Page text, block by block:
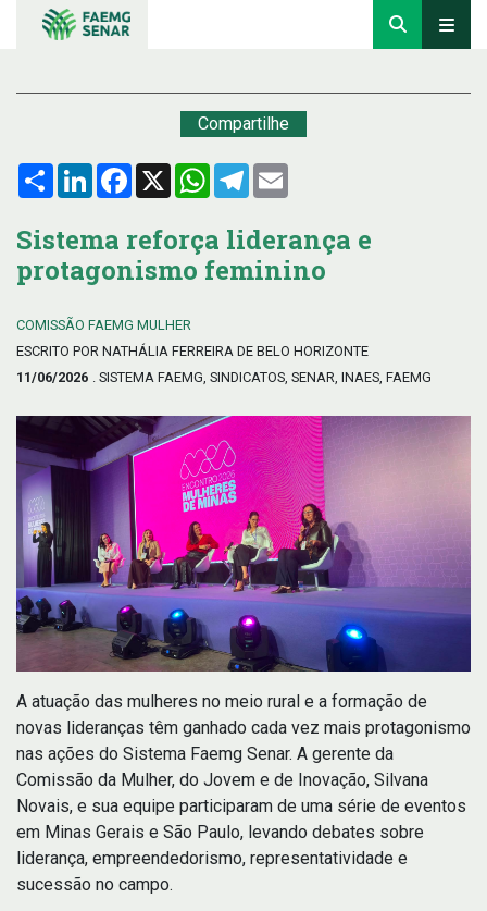
Compartilhe
Compartilhar
LinkedInFacebook
X WhatsApp
Telegram
Sistema reforça liderança e
protagonismo feminino
COMISSÃO FAEMG MULHER
ESCRITO POR NATHÁLIA FERREIRA DE BELO HORIZONTE
11/06/2026 . SISTEMA FAEMG, SINDICATOS, SENAR, INAES, FAEMG
A atuação das mulheres no meio rural e a formação de
novas lideranças têm ganhado cada vez mais protagonismo
nas ações do Sistema Faemg Senar. A gerente da
Comissão da Mulher, do Jovem e de Inovação, Silvana
Novais, e sua equipe participaram de uma série de eventos
em Minas Gerais e São Paulo, levando debates sobre
liderança, empreendedorismo, representatividade e
sucessão no campo.